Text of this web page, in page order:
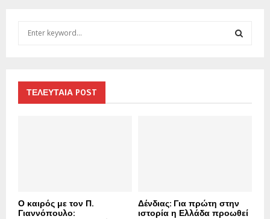
f
ΤΕΛΕΥΤΑΙΑ POST
Ο καιρός με τον Π.
Γιαννόπουλο:
Δένδιας: Για πρώτη στην
ιστορία η Ελλάδα προωθεί